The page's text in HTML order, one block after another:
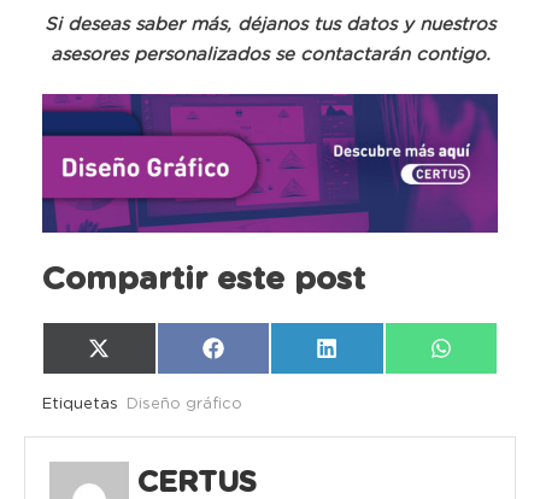
Si deseas saber más, déjanos tus datos y nuestros
asesores personalizados se contactarán contigo.
Compartir este post
Compartir
en
X
(Twitter)
Compartir
en
Facebook
Compartir
en
LinkedIn
Compartir
en
Etiquetas Diseño gráfico
CERTUS